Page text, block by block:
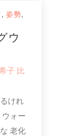
,姿勢,
ウ
子 比
けれ
ォー
老化